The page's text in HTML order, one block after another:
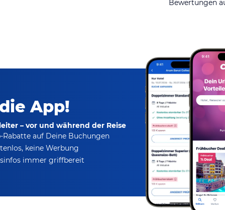
Bewertungen
App!
– vor und während der Reise
Rabatteauf Deine Buchungen
keine Werbung
immer griffbereit